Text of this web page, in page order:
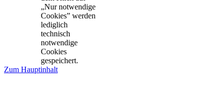
„Nur notwendige
Cookies” werden
lediglich
technisch
notwendige
Cookies
gespeichert.
Zum Hauptinhalt